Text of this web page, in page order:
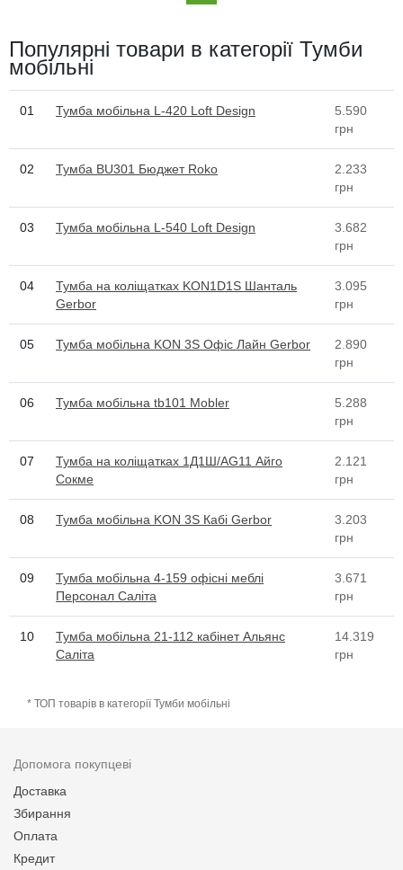
Популярні товари в категорії Тумби
мобільні
01 Тумба мобільна L-420 Loft Design
5.590
грн
02 Тумба BU301 Бюджет Roko
2.233
грн
03 Тумба мобільна L-540 Loft Design
3.682
грн
04
Тумба на коліщатках KON1D1S Шанталь
Gerbor
3.095
грн
05 Тумба мобільна KON 3S Офіс Лайн Gerbor
2.890
грн
06 Тумба мобільна tb101 Mobler
5.288
грн
07
Тумба на коліщатках 1Д1Ш/AG11 Айго
Сокме
2.121
грн
08 Тумба мобільна KON 3S Кабі Gerbor
3.203
грн
09
Тумба мобільна 4-159 офісні меблі
Персонал Саліта
3.671
грн
10
Тумба мобільна 21-112 кабінет Альянс
Саліта
14.319
грн
* ТОП товарів в категорії Тумби мобільні
Допомога покупцеві
Доставка
Збирання
Оплата
Кредит